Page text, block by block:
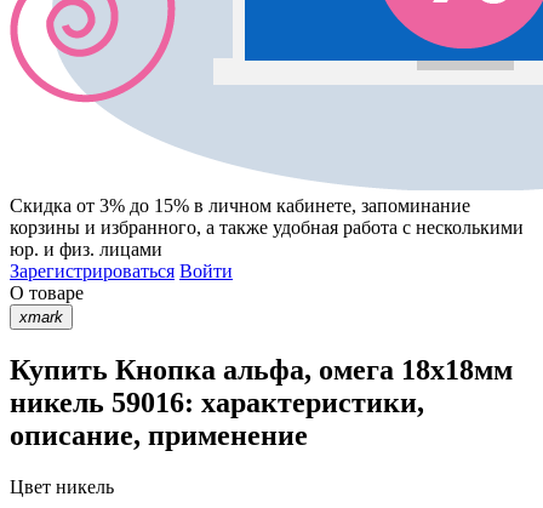
Скидка от 3% до 15% в личном кабинете, запоминание
корзины и избранного, а также удобная работа с несколькими
юр. и физ. лицами
Зарегистрироваться Войти
О товаре
xmark
Купить Кнопка альфа, омега 18х18мм
никель 59016: характеристики,
описание, применение
Цвет никель